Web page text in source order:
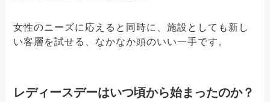
女性のニーズに応えると同時に、施設としても新し
い客層を試せる、なかなか頭のいい一手です。
レディースデーはいつ頃から始まったのか？